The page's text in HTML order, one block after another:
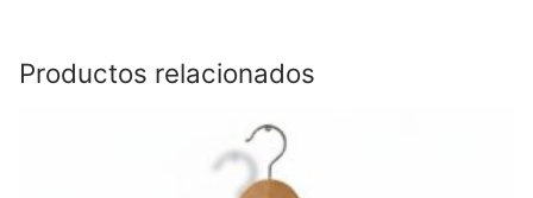
Productos relacionados